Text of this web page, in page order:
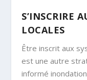
S’INSCRIRE
LOCALES
Être inscrit aux
est une autre
informé